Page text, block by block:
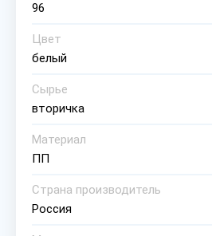
96
Цвет
белый
Сырье
вторичка
Материал
ПП
Страна производитель
Россия